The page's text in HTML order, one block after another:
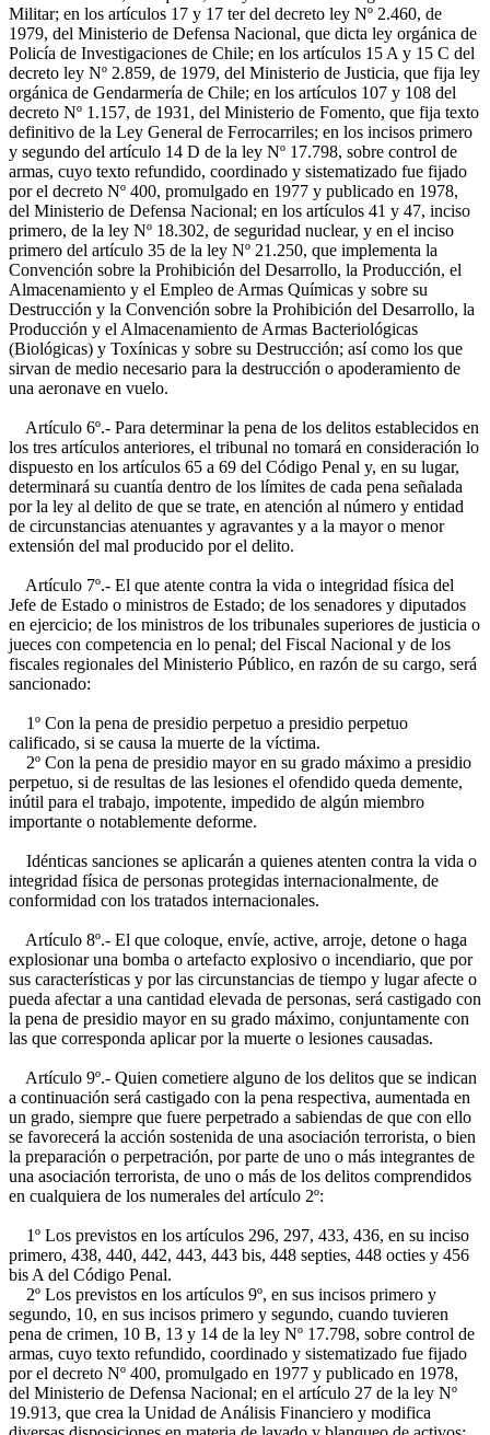
Militar; en los artículos 17 y 17 ter del decreto ley Nº 2.460, de
1979, del Ministerio de Defensa Nacional, que dicta ley orgánica de
Policía de Investigaciones de Chile; en los artículos 15 A y 15 C del
decreto ley Nº 2.859, de 1979, del Ministerio de Justicia, que fija ley
orgánica de Gendarmería de Chile; en los artículos 107 y 108 del
decreto Nº 1.157, de 1931, del Ministerio de Fomento, que fija texto
definitivo de la Ley General de Ferrocarriles; en los incisos primero
y segundo del artículo 14 D de la ley Nº 17.798, sobre control de
armas, cuyo texto refundido, coordinado y sistematizado fue fijado
por el decreto Nº 400, promulgado en 1977 y publicado en 1978,
del Ministerio de Defensa Nacional; en los artículos 41 y 47, inciso
primero, de la ley Nº 18.302, de seguridad nuclear, y en el inciso
primero del artículo 35 de la ley Nº 21.250, que implementa la
Convención sobre la Prohibición del Desarrollo, la Producción, el
Almacenamiento y el Empleo de Armas Químicas y sobre su
Destrucción y la Convención sobre la Prohibición del Desarrollo, la
Producción y el Almacenamiento de Armas Bacteriológicas
(Biológicas) y Toxínicas y sobre su Destrucción; así como los que
sirvan de medio necesario para la destrucción o apoderamiento de
una aeronave en vuelo.
Artículo 6º.- Para determinar la pena de los delitos establecidos en
los tres artículos anteriores, el tribunal no tomará en consideración lo
dispuesto en los artículos 65 a 69 del Código Penal y, en su lugar,
determinará su cuantía dentro de los límites de cada pena señalada
por la ley al delito de que se trate, en atención al número y entidad
de circunstancias atenuantes y agravantes y a la mayor o menor
extensión del mal producido por el delito.
Artículo 7º.- El que atente contra la vida o integridad física del
Jefe de Estado o ministros de Estado; de los senadores y diputados
en ejercicio; de los ministros de los tribunales superiores de justicia o
jueces con competencia en lo penal; del Fiscal Nacional y de los
fiscales regionales del Ministerio Público, en razón de su cargo, será
sancionado:
1º Con la pena de presidio perpetuo a presidio perpetuo
calificado, si se causa la muerte de la víctima.
2º Con la pena de presidio mayor en su grado máximo a presidio
perpetuo, si de resultas de las lesiones el ofendido queda demente,
inútil para el trabajo, impotente, impedido de algún miembro
importante o notablemente deforme.
Idénticas sanciones se aplicarán a quienes atenten contra la vida o
integridad física de personas protegidas internacionalmente, de
conformidad con los tratados internacionales.
Artículo 8º.- El que coloque, envíe, active, arroje, detone o haga
explosionar una bomba o artefacto explosivo o incendiario, que por
sus características y por las circunstancias de tiempo y lugar afecte o
pueda afectar a una cantidad elevada de personas, será castigado con
la pena de presidio mayor en su grado máximo, conjuntamente con
las que corresponda aplicar por la muerte o lesiones causadas.
Artículo 9º.- Quien cometiere alguno de los delitos que se indican
a continuación será castigado con la pena respectiva, aumentada en
un grado, siempre que fuere perpetrado a sabiendas de que con ello
se favorecerá la acción sostenida de una asociación terrorista, o bien
la preparación o perpetración, por parte de uno o más integrantes de
una asociación terrorista, de uno o más de los delitos comprendidos
en cualquiera de los numerales del artículo 2º:
1º Los previstos en los artículos 296, 297, 433, 436, en su inciso
primero, 438, 440, 442, 443, 443 bis, 448 septies, 448 octies y 456
bis A del Código Penal.
2º Los previstos en los artículos 9º, en sus incisos primero y
segundo, 10, en sus incisos primero y segundo, cuando tuvieren
pena de crimen, 10 B, 13 y 14 de la ley Nº 17.798, sobre control de
armas, cuyo texto refundido, coordinado y sistematizado fue fijado
por el decreto Nº 400, promulgado en 1977 y publicado en 1978,
del Ministerio de Defensa Nacional; en el artículo 27 de la ley Nº
19.913, que crea la Unidad de Análisis Financiero y modifica